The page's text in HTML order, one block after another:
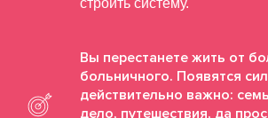
строить систему.
Вы перестанете жить от
больничного. Появятся
действительно важно:
дело, путешествия, да